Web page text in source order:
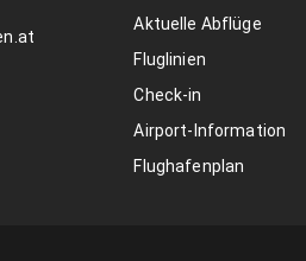
Aktuelle Abflüge
Fluglinien
Check-in
Airport-Information
Flughafenplan